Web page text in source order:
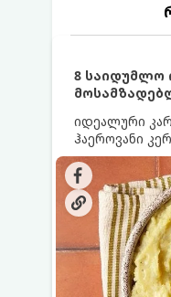
8 საიდუმლო
იდეალური
ჰაეროვანი
ნაღების-
ძალიან
საიდუმლო,
პიურე